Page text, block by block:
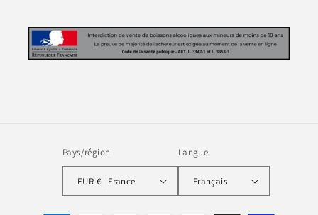
Pays/région
EUR € | France
Langue
Français